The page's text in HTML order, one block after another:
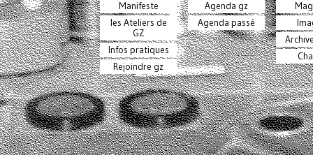
Manifeste
les Ateliers de
GZ
Infos pratiques
Rejoindre gz
Agenda gz
Agenda passé